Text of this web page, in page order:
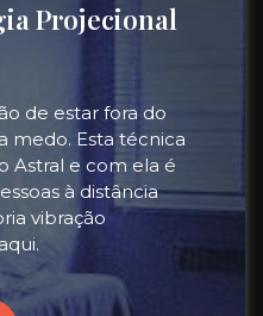
Projecional
de estar fora do
medo. Esta técnica
Astral e com ela é
à distância
vibração